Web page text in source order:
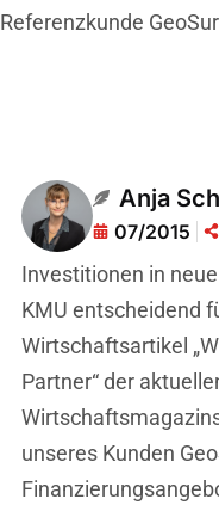
Referenzkunde
Anja
07/2015
Investitionen in
KMU entscheidend
Wirtschaftsartikel
Partner“ der
unseres Kunden